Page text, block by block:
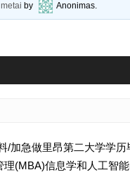
by Anonimas.
/加急做里昂第二大学学
(MBA)信息学和人工智